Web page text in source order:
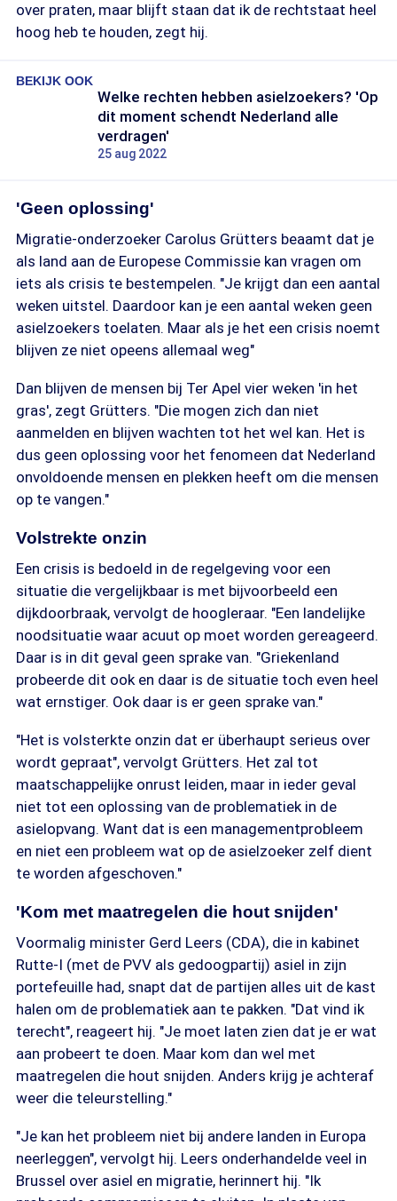
over praten, maar blijft staan dat ik de rechtstaat heel
hoog heb te houden, zegt hij.
BEKIJK OOK
Welke rechten hebben asielzoekers? 'Op
dit moment schendt Nederland alle
verdragen'
25 aug 2022
'Geen oplossing'
Migratie-onderzoeker Carolus Grütters beaamt dat je
als land aan de Europese Commissie kan vragen om
iets als crisis te bestempelen. "Je krijgt dan een aantal
weken uitstel. Daardoor kan je een aantal weken geen
asielzoekers toelaten. Maar als je het een crisis noemt
blijven ze niet opeens allemaal weg"
Dan blijven de mensen bij Ter Apel vier weken 'in het
gras', zegt Grütters. "Die mogen zich dan niet
aanmelden en blijven wachten tot het wel kan. Het is
dus geen oplossing voor het fenomeen dat Nederland
onvoldoende mensen en plekken heeft om die mensen
op te vangen."
Volstrekte onzin
Een crisis is bedoeld in de regelgeving voor een
situatie die vergelijkbaar is met bijvoorbeeld een
dijkdoorbraak, vervolgt de hoogleraar. "Een landelijke
noodsituatie waar acuut op moet worden gereageerd.
Daar is in dit geval geen sprake van. "Griekenland
probeerde dit ook en daar is de situatie toch even heel
wat ernstiger. Ook daar is er geen sprake van."
"Het is volsterkte onzin dat er überhaupt serieus over
wordt gepraat", vervolgt Grütters. Het zal tot
maatschappelijke onrust leiden, maar in ieder geval
niet tot een oplossing van de problematiek in de
asielopvang. Want dat is een managementprobleem
en niet een probleem wat op de asielzoeker zelf dient
te worden afgeschoven."
'Kom met maatregelen die hout snijden'
Voormalig minister Gerd Leers (CDA), die in kabinet
Rutte-I (met de PVV als gedoogpartij) asiel in zijn
portefeuille had, snapt dat de partijen alles uit de kast
halen om de problematiek aan te pakken. "Dat vind ik
terecht", reageert hij. "Je moet laten zien dat je er wat
aan probeert te doen. Maar kom dan wel met
maatregelen die hout snijden. Anders krijg je achteraf
weer die teleurstelling."
"Je kan het probleem niet bij andere landen in Europa
neerleggen", vervolgt hij. Leers onderhandelde veel in
Brussel over asiel en migratie, herinnert hij. "Ik